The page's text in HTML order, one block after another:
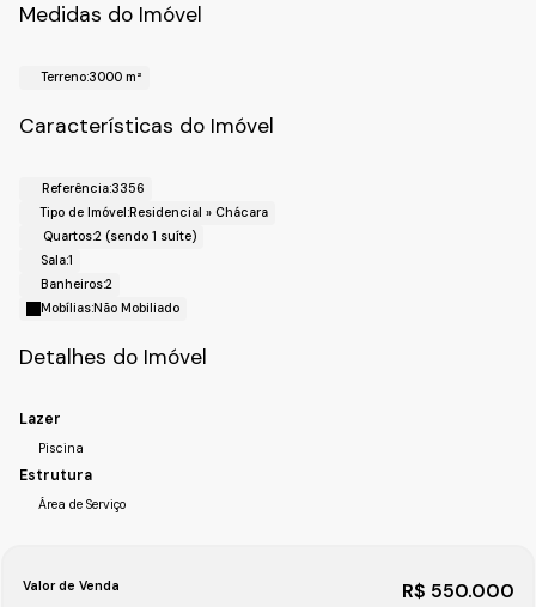
- Garagem.
Realize o Seu Cadastro e Solicite Mais Informações e
(11) 4492-7939 / (11) 9 3055-8033 (WhatsApp)
Medidas do Imóvel
Terreno:3000 m²
Características do Imóvel
Referência:3356
Tipo de Imóvel:Residencial » Chácara
Quartos:2 (sendo 1 suíte)
Sala:1
Banheiros:2
Mobílias:Não Mobiliado
Detalhes do Imóvel
Lazer
Piscina
Estrutura
Área de Serviço
R$ 550.000
Valor de Venda